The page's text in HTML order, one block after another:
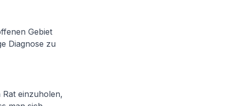
Gebiet
Diagnose zu
einzuholen,